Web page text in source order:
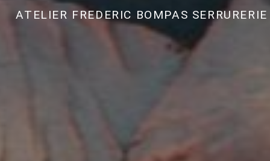
ATELIER FREDERIC BOMPAS SERRURERIE